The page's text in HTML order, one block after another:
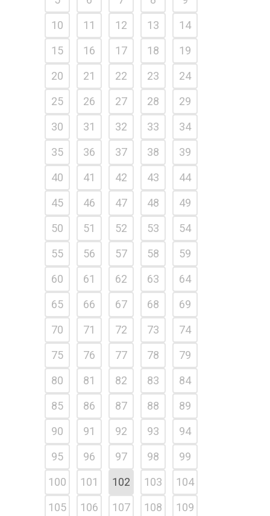
10
11 12 13
14
15
16 17 18
19
20
21 22 23
24
25
26 27 28
29
30
31 32 33
34
35
36 37 38
39
40
41 42 43
44
45
46 47 48
49
50
51 52 53
54
55
56 57 58
59
60
61 62 63
64
65
66 67 68
69
70
71 72 73
74
75
76 77 78
79
80
81 82 83
84
85
86 87 88
89
90
91 92 93
94
95
96 97 98
99
100
101 102 103
104
105
106 107 108
109